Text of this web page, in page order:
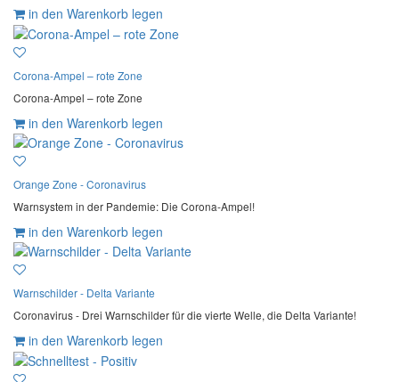
in den Warenkorb legen
Corona-Ampel – rote Zone
Corona-Ampel – rote Zone
in den Warenkorb legen
Orange Zone - Coronavirus
Warnsystem in der Pandemie: Die Corona-Ampel!
in den Warenkorb legen
Warnschilder - Delta Variante
Coronavirus - Drei Warnschilder für die vierte Welle, die Delta Variante!
in den Warenkorb legen